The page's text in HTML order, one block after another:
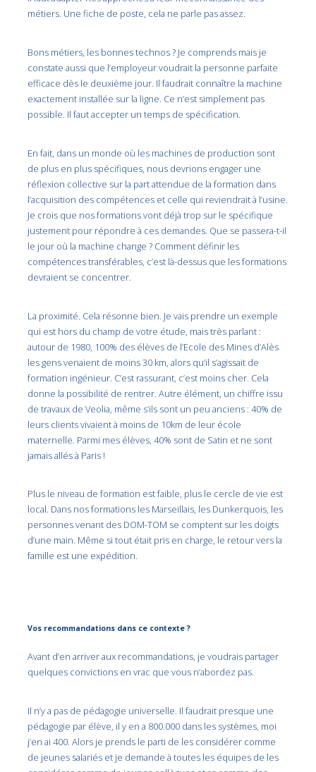
métiers. Une fiche de poste, cela ne parle pas assez.
Bons métiers, les bonnes technos ? Je comprends mais je
constate aussi que l’employeur voudrait la personne parfaite
efficace dès le deuxième jour. Il faudrait connaître la machine
exactement installée sur la ligne. Ce n’est simplement pas
possible. Il faut accepter un temps de spécification.
En fait, dans un monde où les machines de production sont
de plus en plus spécifiques, nous devrions engager une
réflexion collective sur la part attendue de la formation dans
l’acquisition des compétences et celle qui reviendrait à l’usine.
Je crois que nos formations vont déjà trop sur le spécifique
justement pour répondre à ces demandes. Que se passera-t-il
le jour où la machine change ? Comment définir les
compétences transférables, c’est là-dessus que les formations
devraient se concentrer.
La proximité. Cela résonne bien. Je vais prendre un exemple
qui est hors du champ de votre étude, mais très parlant :
autour de 1980, 100% des élèves de l’Ecole des Mines d’Alès
les gens venaient de moins 30 km, alors qu’il s’agissait de
formation ingénieur. C’est rassurant, c’est moins cher. Cela
donne la possibilité de rentrer. Autre élément, un chiffre issu
de travaux de Veolia, même s’ils sont un peu anciens : 40% de
leurs clients vivaient à moins de 10km de leur école
maternelle. Parmi mes élèves, 40% sont de Satin et ne sont
jamais allés à Paris !
Plus le niveau de formation est faible, plus le cercle de vie est
local. Dans nos formations les Marseillais, les Dunkerquois, les
personnes venant des DOM-TOM se comptent sur les doigts
d’une main. Même si tout était pris en charge, le retour vers la
famille est une expédition.
Vos recommandations dans ce contexte ?
Avant d’en arriver aux recommandations, je voudrais partager
quelques convictions en vrac que vous n’abordez pas.
Il n’y a pas de pédagogie universelle. Il faudrait presque une
pédagogie par élève, il y en a 800.000 dans les systèmes, moi
j’en ai 400. Alors je prends le parti de les considérer comme
de jeunes salariés et je demande à toutes les équipes de les